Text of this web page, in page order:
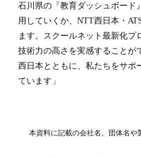
石川県の『教育ダッシュボード
用していくか、NTT西日本・
ます。スクールネット最新化プ
技術力の高さを実感することが
西日本とともに、私たちをサポ
ています」
本資料に記載の会社名、団体名